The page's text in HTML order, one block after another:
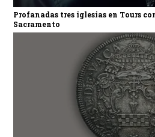
Profanadas tres iglesias en Tours
Sacramento